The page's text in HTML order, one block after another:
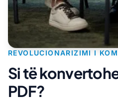
REVOLUCIONARIZIMI I
Si të
PDF?